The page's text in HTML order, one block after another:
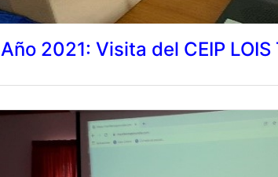
Año 2021: Visita del CEIP LOIS